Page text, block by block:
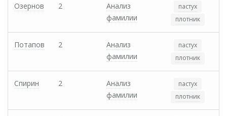
Озернов 2
Анализ
фамилии
пастух
плотник
Потапов 2
Анализ
фамилии
пастух
плотник
Спирин 2
Анализ
фамилии
пастух
плотник